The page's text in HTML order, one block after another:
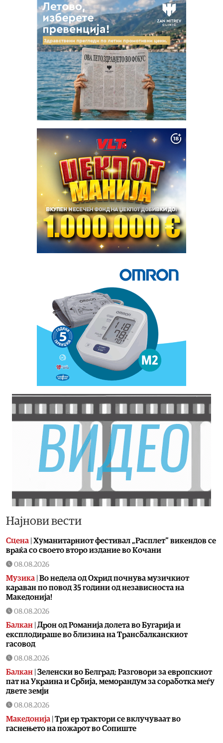
Најнови вести
Сцена Хуманитарниот фестивал „Расплет“ викендов се
враќа со своето второ издание во Кочани
08.08.2026
Музика Во недела од Охрид почнува музичкиот
караван по повод 35 години од независноста на
Македонија!
08.08.2026
Балкан Дрон од Романија долета во Бугарија и
експлодираше во близина на Трансбалканскиот
гасовод
08.08.2026
Балкан Зеленски во Белград: Разговори за европскиот
пат на Украина и Србија, меморандум за соработка меѓу
двете земји
08.08.2026
Македонија Три ер трактори се вклучуваат во
гаснењето на пожарот во Сопиште